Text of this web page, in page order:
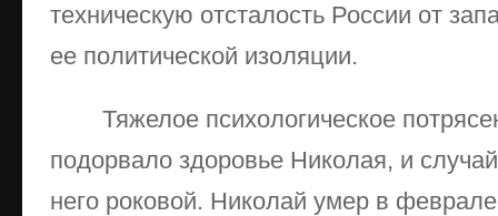
техническую отсталость России от
ее политической изоляции.
Тяжелое психологическое
подорвало здоровье Николая, и
него роковой. Николай умер в